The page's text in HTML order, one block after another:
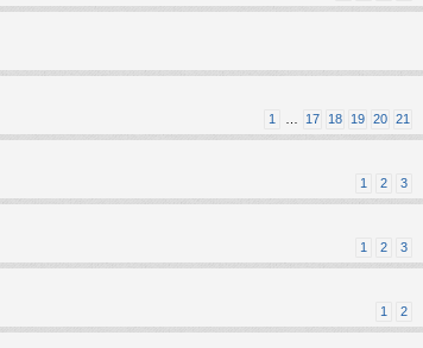
1 … 17 18 19 20 21
1 2 3
1 2 3
1 2